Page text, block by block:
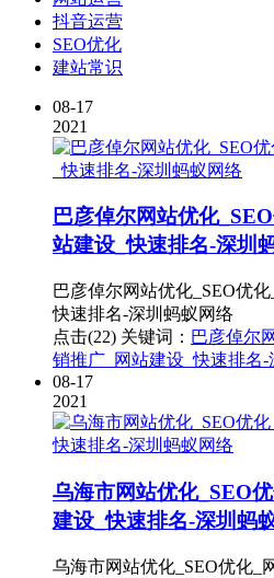
抖音运营
SEO优化
建站常识
08-17
2021
巴彦倬尔网站优化
站建设_快速排名-深圳
巴彦倬尔网站优化_SEO优
快速排名-深圳蚂蚁网络
点击(22) 关键词： 巴彦倬尔
销推广_网站建设_快速排名
08-17
2021
乌海市网站优化_SEO
建设_快速排名-深圳蚂
乌海市网站优化_SEO优化_